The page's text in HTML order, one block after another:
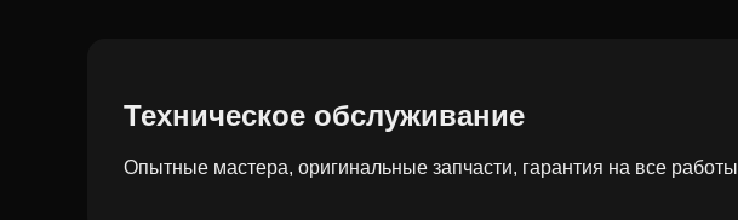
Техническое обслуживание
Опытные мастера, оригинальные запчасти, гарантия на все работы